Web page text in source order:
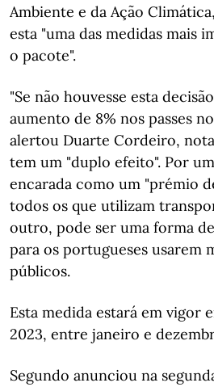
Ambiente e da Ação
esta "uma das medidas mais
o pacote".
"Se não houvesse esta
aumento de 8% nos passes
alertou Duarte Cordeiro,
tem um "duplo efeito". Por
encarada como um "prémio
todos os que utilizam
outro, pode ser uma forma
para os portugueses usarem
públicos.
Esta medida estará em vigor
2023, entre janeiro e
Segundo anunciou na